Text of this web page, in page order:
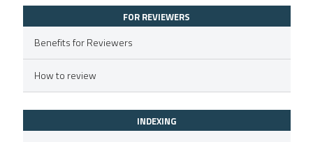
FOR REVIEWERS
Benefits for Reviewers
How to review
INDEXING